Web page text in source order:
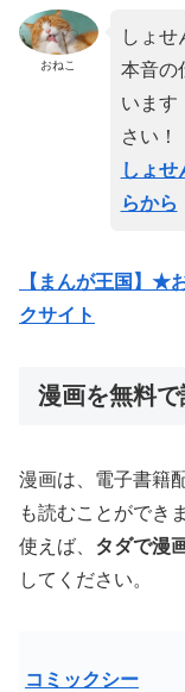
おねこ
しょせ
本音の
います
さい！
しょせ
らから
【まんが王国】★
クサイト
漫画を無料
漫画は、電子書籍
も読むことができ
使えば、 タダで漫
してください。
コミックシー